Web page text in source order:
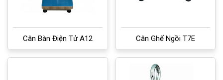
Cân Bàn Điện Tử A12 Cân Ghế Ngồi T7E